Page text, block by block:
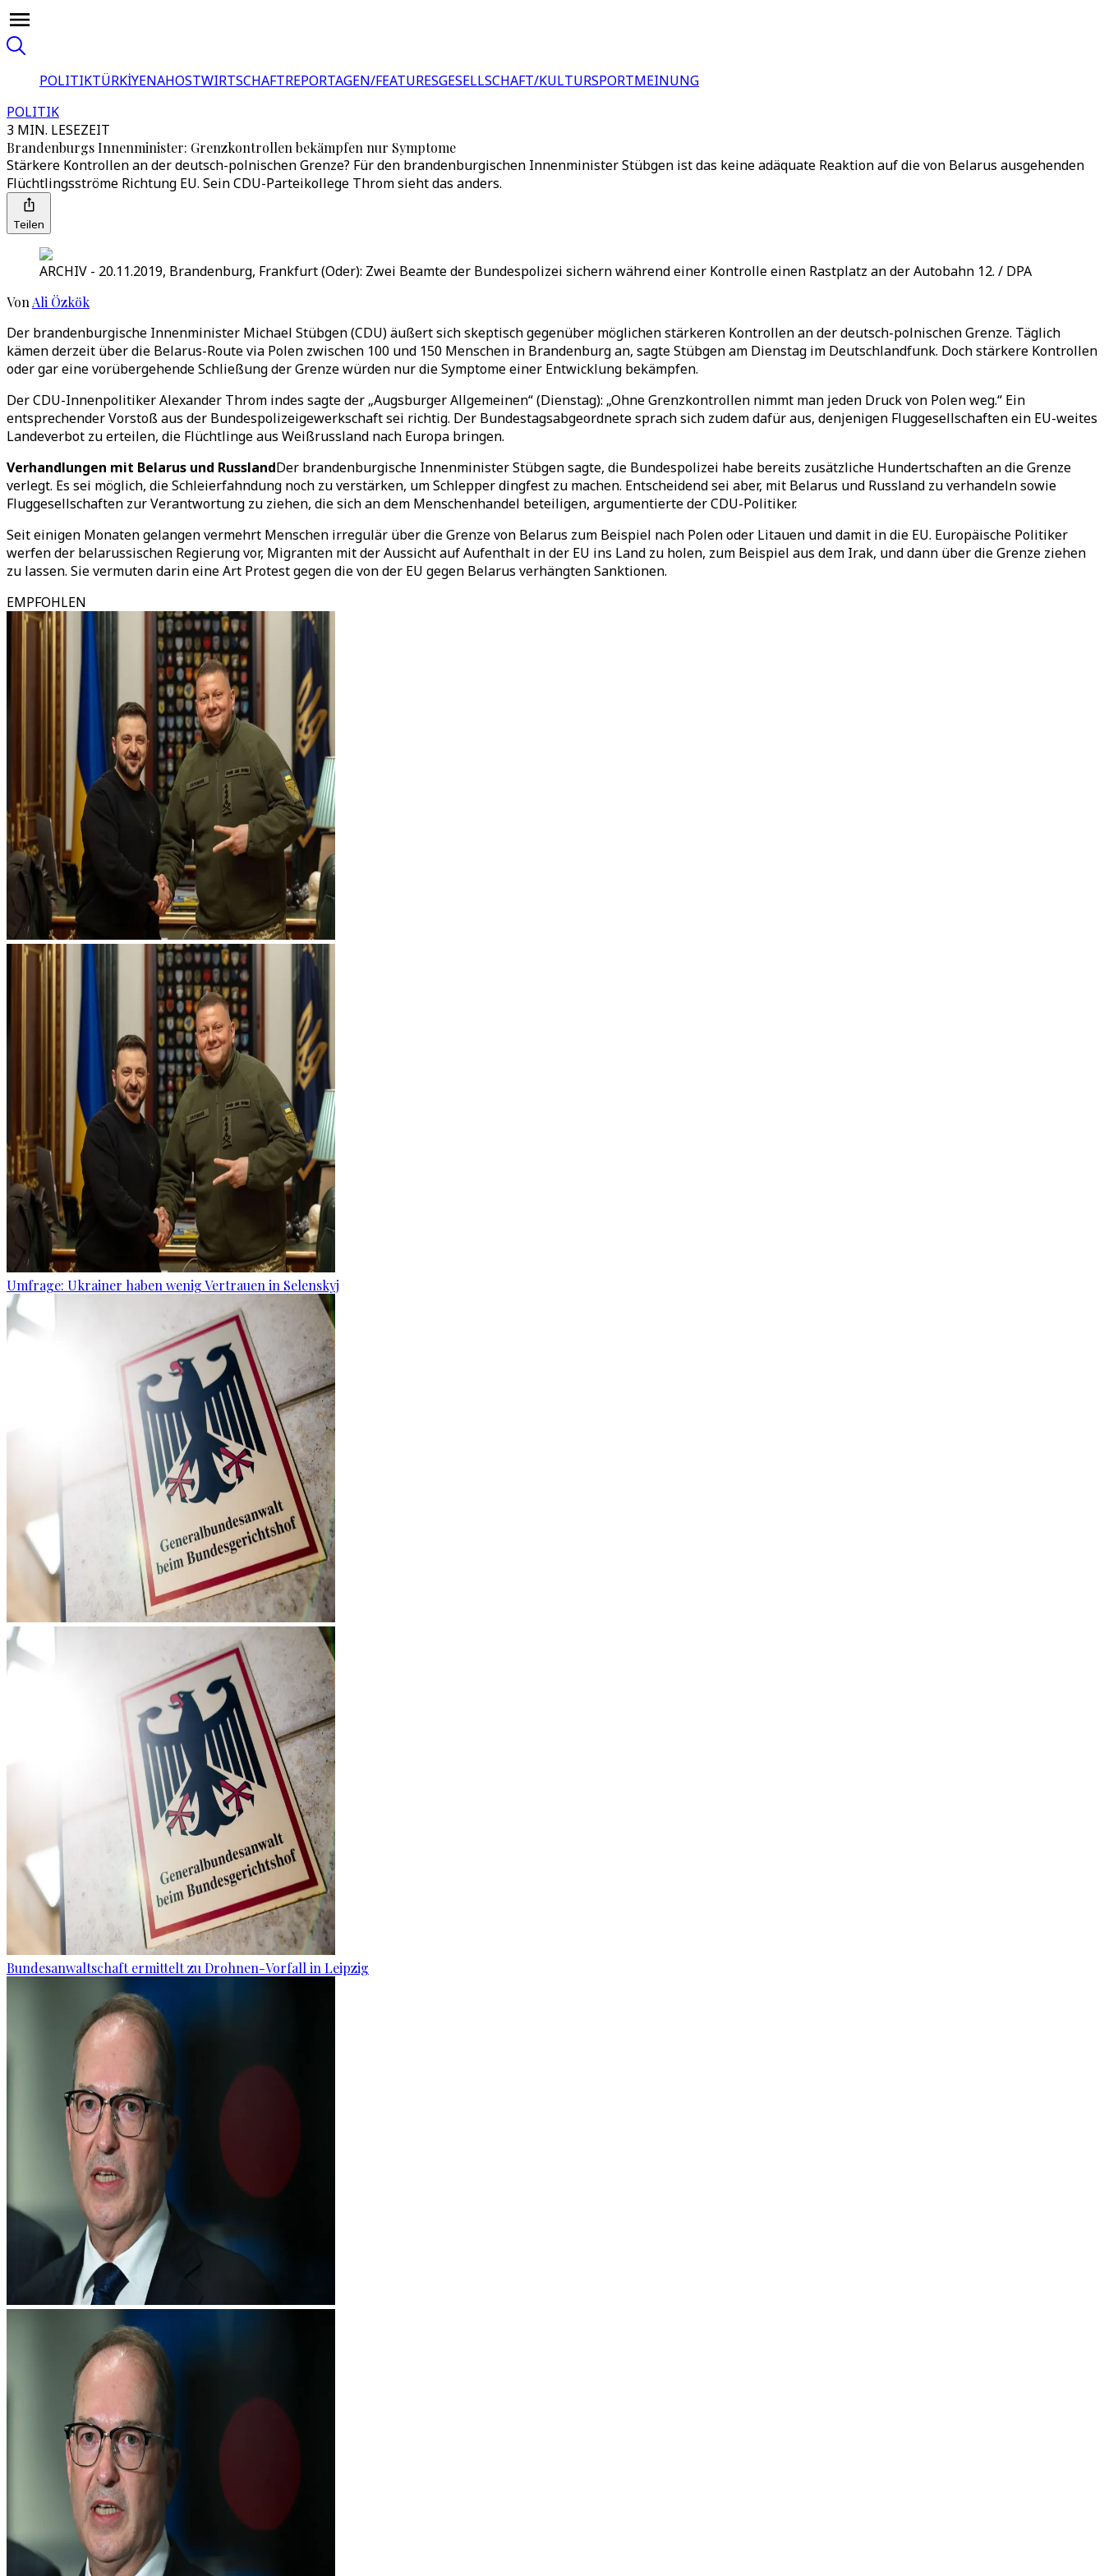
POLITIKTÜRKİYENAHOSTWIRTSCHAFTREPORTAGEN/FEATURESGESELLSCHAFT/KULTURSPORTMEINUNG
POLITIK
3 MIN. LESEZEIT
Brandenburgs Innenminister: Grenzkontrollen bekämpfen nur Symptome
Stärkere Kontrollen an der deutsch-polnischen Grenze? Für den brandenburgischen Innenminister Stübgen ist das keine adäquate Reaktion auf die von Belarus ausgehenden
Flüchtlingsströme Richtung EU. Sein CDU-Parteikollege Throm sieht das anders.
Teilen
ARCHIV - 20.11.2019, Brandenburg, Frankfurt (Oder): Zwei Beamte der Bundespolizei sichern während einer Kontrolle einen Rastplatz an der Autobahn 12. / DPA
Von Ali Özkök
Der brandenburgische Innenminister Michael Stübgen (CDU) äußert sich skeptisch gegenüber möglichen stärkeren Kontrollen an der deutsch-polnischen Grenze. Täglich
kämen derzeit über die Belarus-Route via Polen zwischen 100 und 150 Menschen in Brandenburg an, sagte Stübgen am Dienstag im Deutschlandfunk. Doch stärkere Kontrollen
oder gar eine vorübergehende Schließung der Grenze würden nur die Symptome einer Entwicklung bekämpfen.
Der CDU-Innenpolitiker Alexander Throm indes sagte der „Augsburger Allgemeinen“ (Dienstag): „Ohne Grenzkontrollen nimmt man jeden Druck von Polen weg.“ Ein
entsprechender Vorstoß aus der Bundespolizeigewerkschaft sei richtig. Der Bundestagsabgeordnete sprach sich zudem dafür aus, denjenigen Fluggesellschaften ein EU-weites
Landeverbot zu erteilen, die Flüchtlinge aus Weißrussland nach Europa bringen.
Verhandlungen mit Belarus und RusslandDer brandenburgische Innenminister Stübgen sagte, die Bundespolizei habe bereits zusätzliche Hundertschaften an die Grenze
verlegt. Es sei möglich, die Schleierfahndung noch zu verstärken, um Schlepper dingfest zu machen. Entscheidend sei aber, mit Belarus und Russland zu verhandeln sowie
Fluggesellschaften zur Verantwortung zu ziehen, die sich an dem Menschenhandel beteiligen, argumentierte der CDU-Politiker.
Seit einigen Monaten gelangen vermehrt Menschen irregulär über die Grenze von Belarus zum Beispiel nach Polen oder Litauen und damit in die EU. Europäische Politiker
werfen der belarussischen Regierung vor, Migranten mit der Aussicht auf Aufenthalt in der EU ins Land zu holen, zum Beispiel aus dem Irak, und dann über die Grenze ziehen
zu lassen. Sie vermuten darin eine Art Protest gegen die von der EU gegen Belarus verhängten Sanktionen.
EMPFOHLEN
Umfrage: Ukrainer haben wenig Vertrauen in Selenskyj
Bundesanwaltschaft ermittelt zu Drohnen-Vorfall in Leipzig